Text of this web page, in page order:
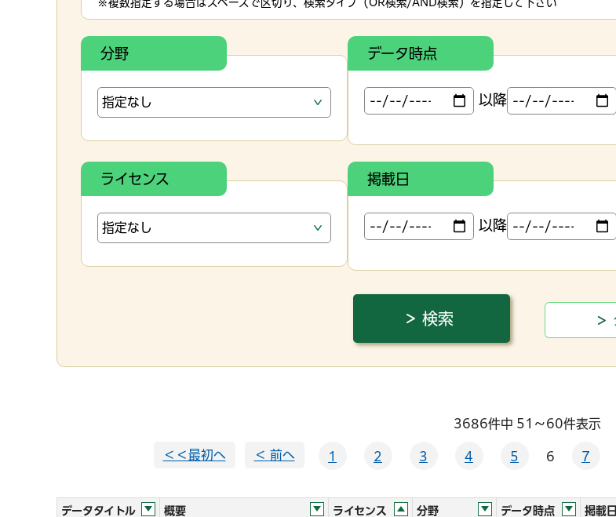
※複数指定する場合はスペースで区切り、検索タイプ（OR検索/AND検索）を指定して下さい
分野 データ時点
以降
ライセンス 掲載日
以降
3686件中 51～60件表示
＜＜最初へ ＜ 前へ 1 2 3 4 5 6 7
データタイトル 概要 ライセンス 分野 データ時点 掲載日